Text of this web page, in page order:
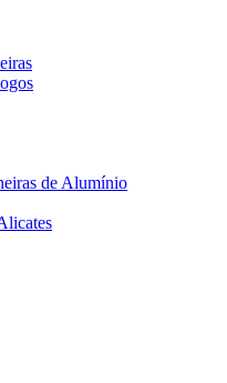
de Alumínio